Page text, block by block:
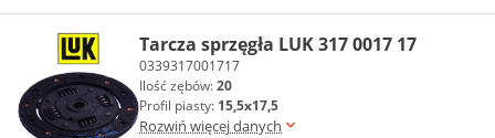
Tarcza sprzęgła LUK 317 0017 17
0339317001717
Ilość zębów:20
Profil piasty: 15,5x17,5
Rozwiń więcej danych